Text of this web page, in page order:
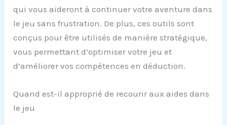
qui vous aideront à continuer votre aventure dans
le jeu sans frustration. De plus, ces outils sont
conçus pour être utilisés de manière stratégique,
vous permettant d’optimiser votre jeu et
d’améliorer vos compétences en déduction.
Quand est-il approprié de recourir aux aides dans
le jeu